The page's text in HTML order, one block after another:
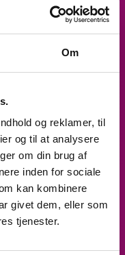
Om
og reklamer, til
og til at analysere
om din brug af
inden for sociale
kan kombinere
givet dem, eller som
tjenester.